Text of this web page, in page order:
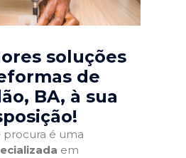
soluções
de
BA, à sua
procura é uma
em